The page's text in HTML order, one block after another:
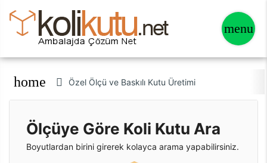
home Özel Ölçü ve Baskılı Kutu Üretimi
Ölçüye Göre Koli Kutu Ara
Boyutlardan birini girerek kolayca arama yapabilirsiniz.